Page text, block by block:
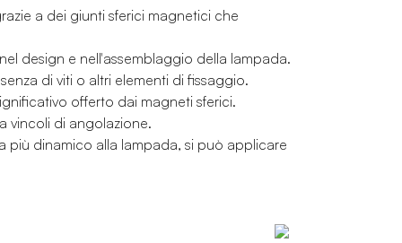
a dei giunti sferici magnetici che
design e nell'assemblaggio della lampada.
di viti o altri elementi di fissaggio.
offerto dai magneti sferici.
vincoli di angolazione.
dinamico alla lampada, si può applicare